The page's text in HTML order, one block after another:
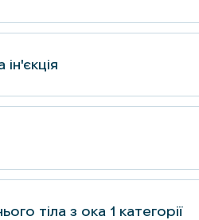
тіла з ока 1 категорії